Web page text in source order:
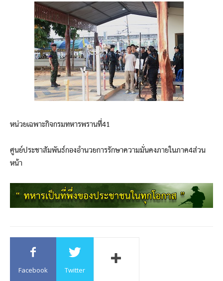
หน่วยเฉพาะกิจกรมทหารพรานที่41
ศูนย์ประชาสัมพันธ์กองอำนวยการรักษาความมั่นคงภายในภาค4ส่วน
หน้า
Facebook Twitter